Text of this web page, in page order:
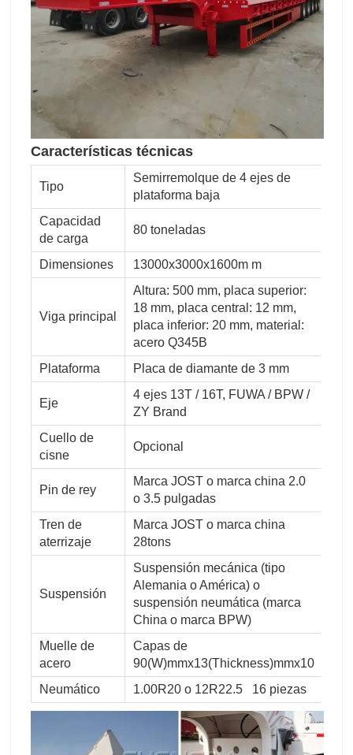
Características técnicas
Tipo
Semirremolque de 4 ejes de
plataforma baja
Capacidad
de carga
80 toneladas
Dimensiones 13000x3000x1600m m
Viga principal
Altura: 500 mm, placa superior:
18 mm, placa central: 12 mm,
placa inferior: 20 mm, material:
acero Q345B
Plataforma
Placa de diamante de 3 mm
Eje
4 ejes 13T / 16T, FUWA / BPW /
ZY Brand
Cuello de
cisne
Opcional
Pin de rey
Marca JOST o marca china 2.0
o 3.5 pulgadas
Tren de
aterrizaje
Marca JOST o marca china
28tons
Suspensión
Suspensión mecánica (tipo
Alemania o América) o
suspensión neumática (marca
China o marca BPW)
Muelle de
acero
Capas de
90(W)mmx13(Thickness)mmx10
Neumático
1.00R20 o 12R22.5 16 piezas